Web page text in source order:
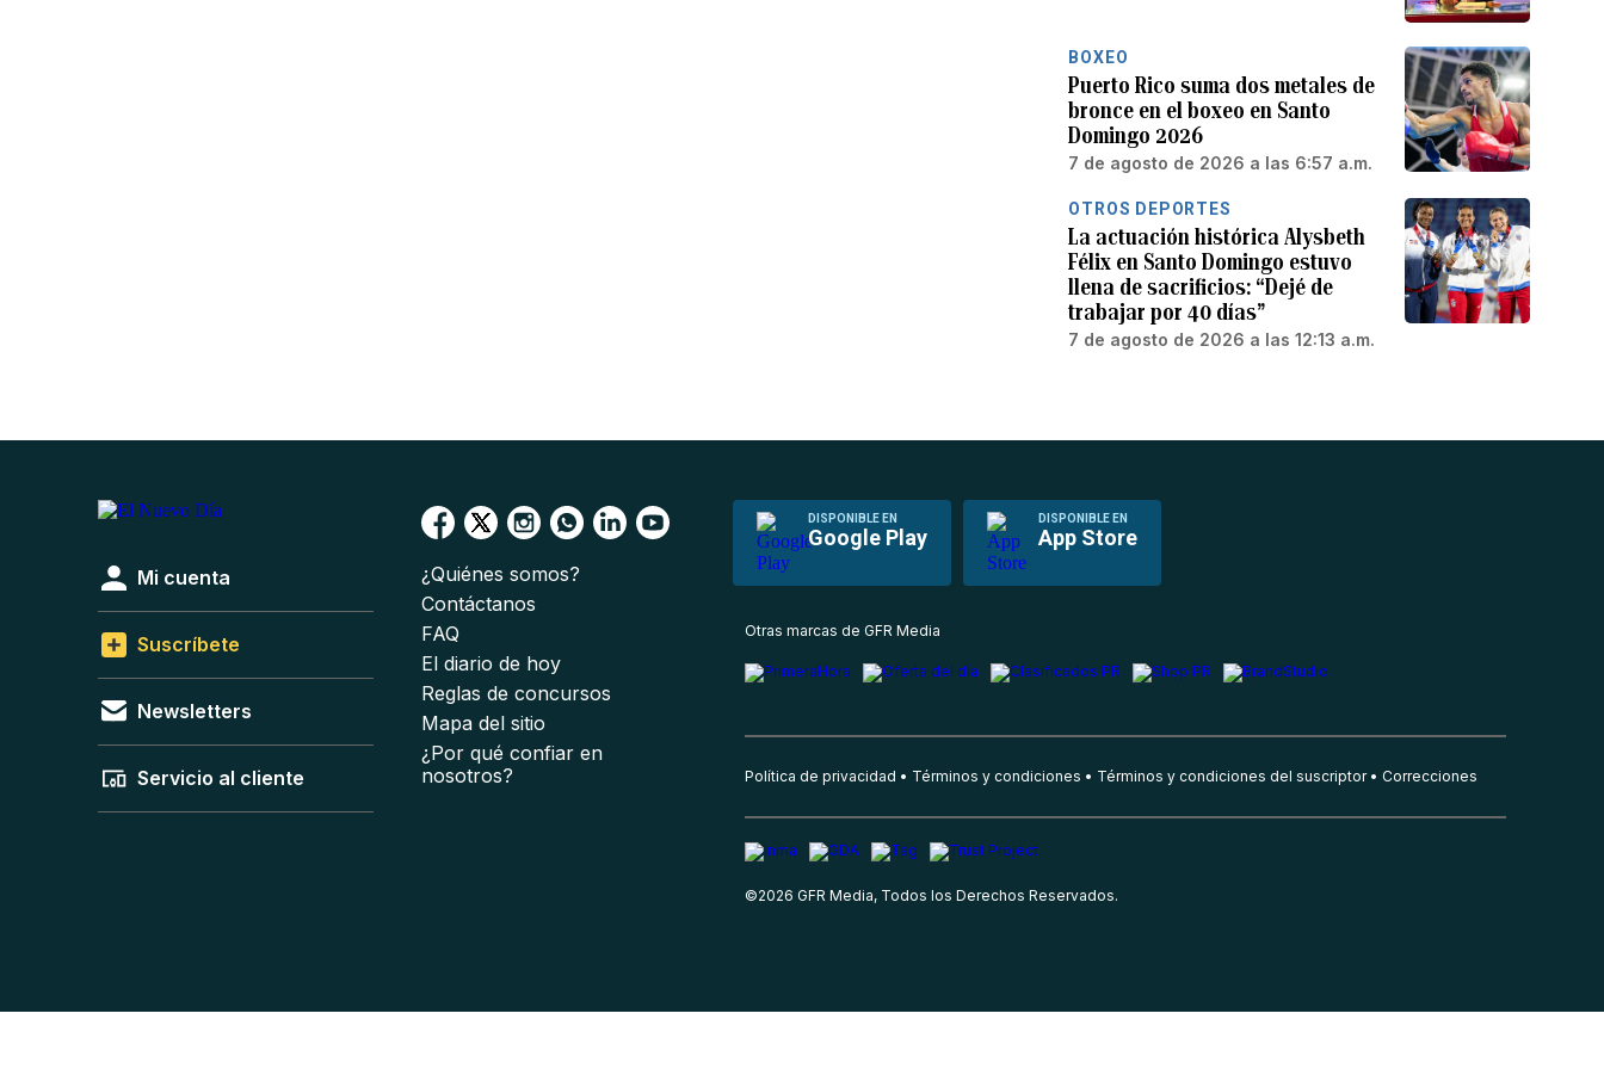
BOXEO
Puerto Rico suma dos metales de
bronce en el boxeo en Santo
Domingo 2026
7 de agosto de 2026 a las 6:57 a.m.
OTROS DEPORTES
La actuación histórica Alysbeth
Félix en Santo Domingo estuvo
llena de sacrificios: “Dejé de
trabajar por 40 días”
7 de agosto de 2026 a las 12:13 a.m.
DISPONIBLE EN
Google Play
DISPONIBLE EN
App Store
Mi cuenta
Suscríbete
Newsletters
Servicio al cliente
¿Quiénes somos?
Contáctanos
FAQ
El diario de hoy
Reglas de concursos
Mapa del sitio
¿Por qué confiar en
nosotros?
Otras marcas de GFR Media
Política de privacidad Términos y condiciones Términos y condiciones del suscriptor Correcciones
©2026 GFR Media, Todos los Derechos Reservados.